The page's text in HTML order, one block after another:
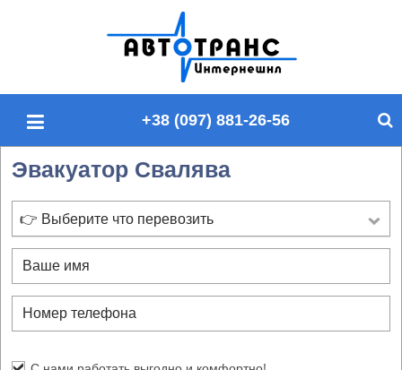
п
й
у
+38 (097) 881-26-56
Эвакуатор Свалява
👉 Выберите что перевозить